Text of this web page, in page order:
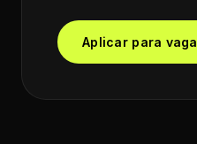
Aplicar para vaga